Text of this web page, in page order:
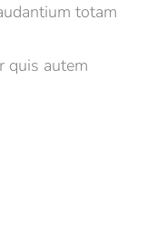
totam
quis autem